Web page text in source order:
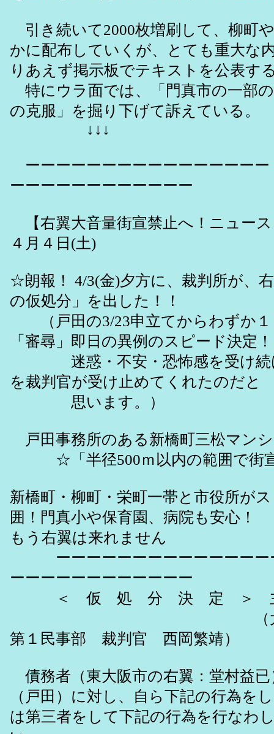
引き続いて2000枚増刷して、柳町
かに配布していくが、とても重大な
りあえず掲示板でテキストを公表す
特にウラ面では、「門真市の一部
の克服」を掘り下げて訴えている。
↓↓↓
ーーーーーーーーーーーーーーーー
ーーーーーーーーーーーー
【右翼大音量街宣禁止へ！ニュース
４月４日(土)
☆朗報！ 4/3(金)夕方に、裁判所が、
の仮処分」を出した！！
（戸田の3/23申立てからわずか１
「審尋」即日の異例のスピード決定！
迷惑・不安・恐怖感を受け続
を裁判官が受け止めてくれたのだと
思います。）
戸田事務所のある新橋町三松マン
☆「半径500ｍ以内の範囲で街宣
新橋町・柳町・栄町一帯と市役所が
囲！門真小や保育園、病院も安心！
もう右翼は来れません
ーーーーーーーーーーーーーー
ーーーーーーーーーーーー
＜ 仮 処 分 決 定 ＞
（大阪地方
第１民事部 裁判官 西岡繁靖）
債務者（東大阪市の右翼：堂村益已
（戸田）に対し、自ら下記の行為を
は第三者をして下記の行為を行なわ